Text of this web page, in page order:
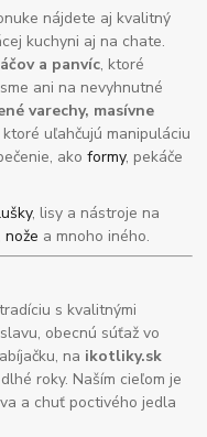
nájdete aj kvalitný
kuchyni aj na chate.
a panvíc, ktoré
ani na nevyhnutné
varechy, masívne
uľahčujú manipuláciu
akoformy, pekáče
, lisy a nástroje na
nože a mnoho iného.
s kvalitnými
obecnú súťaž vo
na ikotliky.sk
roky. Naším cieľom je
a chuť poctivého jedla